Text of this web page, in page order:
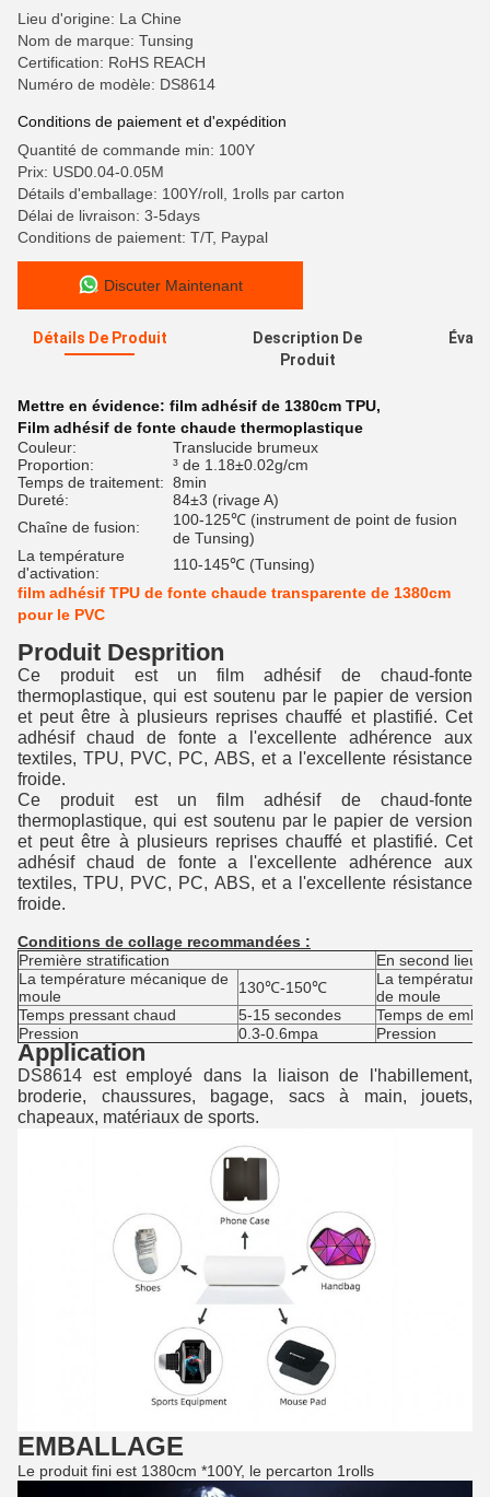
Lieu d'origine: La Chine
Nom de marque: Tunsing
Certification: RoHS REACH
Numéro de modèle: DS8614
Conditions de paiement et d'expédition
Quantité de commande min: 100Y
Prix: USD0.04-0.05M
Détails d'emballage: 100Y/roll, 1rolls par carton
Délai de livraison: 3-5days
Conditions de paiement: T/T, Paypal
Discuter Maintenant
Détails De Produit
Description De
Produit
Mettre en évidence: film adhésif de 1380cm TPU,
Film adhésif de fonte chaude thermoplastique
Couleur:
Translucide brumeux
Proportion:
³ de 1.18±0.02g/cm
Temps de traitement: 8min
Dureté:
84±3 (rivage A)
Chaîne de fusion:
100-125℃ (instrument de point de fusion
de Tunsing)
La température
d'activation:
110-145℃ (Tunsing)
film adhésif TPU de fonte chaude transparente de 1380cm
pour le PVC
Produit Desprition
Ce produit est un film adhésif de chaud-fonte
thermoplastique, qui est soutenu par le papier de version
et peut être à plusieurs reprises chauffé et plastifié. Cet
adhésif chaud de fonte a l'excellente adhérence aux
textiles, TPU, PVC, PC, ABS, et a l'excellente résistance
froide.
Ce produit est un film adhésif de chaud-fonte
thermoplastique, qui est soutenu par le papier de version
et peut être à plusieurs reprises chauffé et plastifié. Cet
adhésif chaud de fonte a l'excellente adhérence aux
textiles, TPU, PVC, PC, ABS, et a l'excellente résistance
froide.
Conditions de collage recommandées :
Première stratification
En second lieu
La température mécanique de
moule
130℃-150℃
La température
de moule
Temps pressant chaud
5-15 secondes
Temps de
Pression
0.3-0.6mpa Pression
Application
DS8614 est employé dans la liaison de l'habillement,
broderie, chaussures, bagage, sacs à main, jouets,
chapeaux, matériaux de sports.
EMBALLAGE
Le produit fini est 1380cm *100Y, le percarton 1rolls